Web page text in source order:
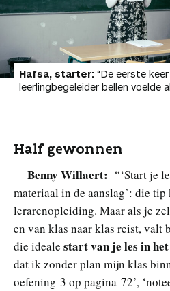
Hafsa, starter: “De eerste
leerlingbegeleider bellen voelde
Half gewonnen
Benny Willaert: “‘Start je
materiaal in de aanslag’: die
lerarenopleiding. Maar als je
en van klas naar klas reist, valt
die ideale start van je les in
dat ik zonder plan mijn klas
oefening 3 op pagina 72’,